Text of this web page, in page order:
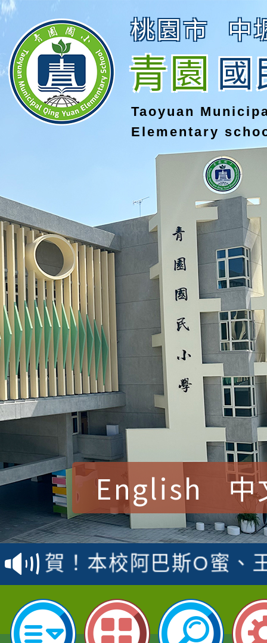
桃園市 中
青園國
Taoyuan
Elementary
English 中
賀！本校參加桃園市中
賽 洪綺君教師榮獲社
名
賀！本校阿巴斯O蜜、
倩參加桃園市科展 國
名 指導老師王老師、
賀！本校四年二班張O
園市英語競賽國小朗讀
賀！本校參加桃園市中